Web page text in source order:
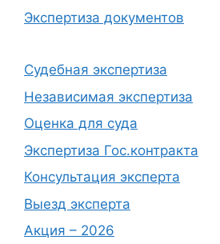
Экспертиза документов
Судебная экспертиза
Независимая экспертиза
Оценка для суда
Экспертиза Гос.контракта
Консультация эксперта
Выезд эксперта
Акция – 2026